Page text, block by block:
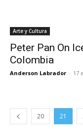
Arte y Cultura
Peter Pan On
Colombia
Anderson Labrador - 17
20 21